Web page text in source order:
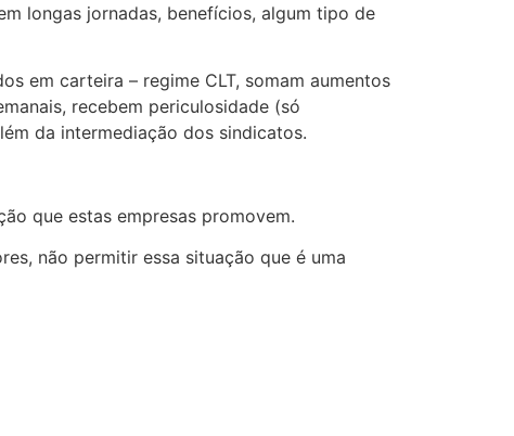
longas jornadas, benefícios, algum tipo de
em carteira – regime CLT, somam aumentos
recebem periculosidade (só
da intermediação dos sindicatos.
que estas empresas promovem.
não permitir essa situação que é uma